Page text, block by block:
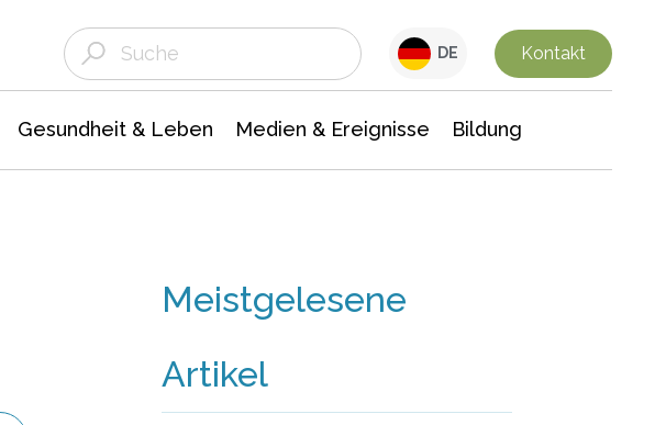
DE Kontakt
Gesundheit & Leben Medien & Ereignisse Bildung
Meistgelesene
Artikel